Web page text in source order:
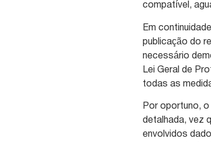
compatível,
Em
publicação do
necessário
Lei Geral de
todas as
Por oportuno,
detalhada, vez
envolvidos